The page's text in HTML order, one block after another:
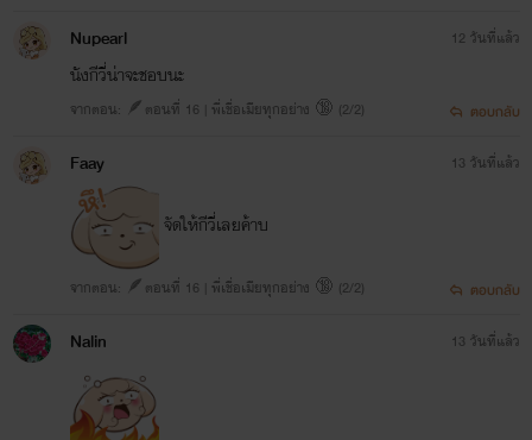
Nupearl
นังกีวี่น่าจะชอบนะ
จากตอน: 🪶ตอนที่ 16 | พี่เชื่อเมียทุกอย่าง 🔞 (2/2)
12 วันที่แล้ว
ตอบกลับ
Faay
จัดให้กีวี่เลยค้าบ
จากตอน: 🪶ตอนที่ 16 | พี่เชื่อเมียทุกอย่าง 🔞 (2/2)
13 วันที่แล้ว
ตอบกลับ
Nalin 13 วันที่แล้ว